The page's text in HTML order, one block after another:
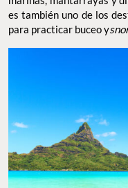
es también uno de los
para practicar buceo y